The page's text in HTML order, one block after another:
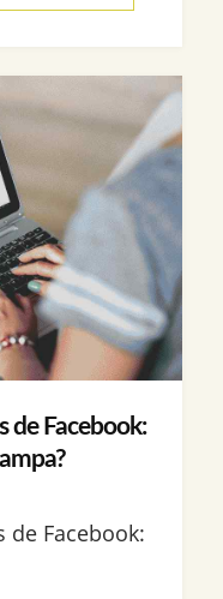
de Facebook:
de Facebook: